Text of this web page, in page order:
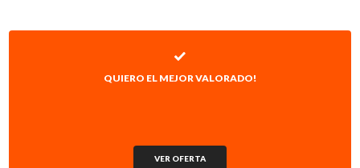
QUIERO EL MEJOR VALORADO!
VER OFERTA